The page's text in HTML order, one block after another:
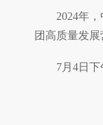
2024年
团高质量发展
7月4日